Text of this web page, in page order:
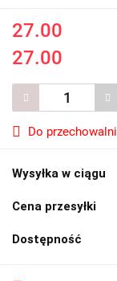
27.00
27.00
Do przechowalni
Wysyłka w ciągu
Cena przesyłki
Dostępność